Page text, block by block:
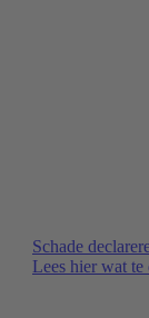
Schade
Lees hier wat te